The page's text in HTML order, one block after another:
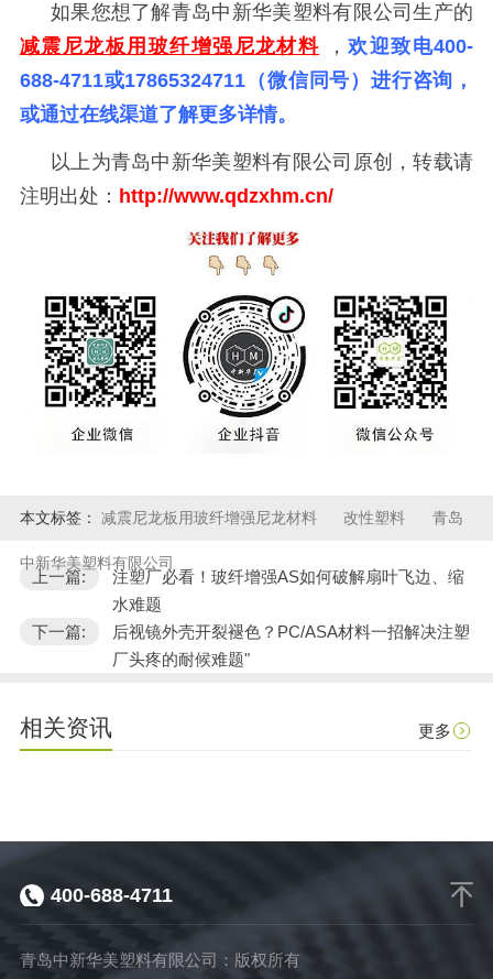
如果您想了解青岛中新华美塑料有限公司生产的
减震尼龙板用玻纤增强尼龙材料
，欢迎致电400-
688-4711或17865324711（微信同号）进行咨询，
或通过在线渠道了解更多详情。
以上为青岛中新华美塑料有限公司原创，转载请
注明出处： http://www.qdzxhm.cn/
本文标签： 减震尼龙板用玻纤增强尼龙材料 改性塑料 青岛
中新华美塑料有限公司
上一篇:
注塑厂必看！玻纤增强AS如何破解扇叶飞边、缩
水难题
下一篇:
后视镜外壳开裂褪色？PC/ASA材料一招解决注塑
厂头疼的耐候难题"
相关资讯 更多
400-688-4711
青岛中新华美塑料有限公司：版权所有